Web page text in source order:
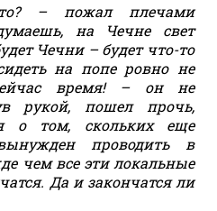
– пожал плечами
на Чечне свет
Чечни – будет что-то
на попе ровно не
время! – он не
рукой, пошел прочь,
о том, скольких еще
проводить в
чем все эти локальные
Да и закончатся ли